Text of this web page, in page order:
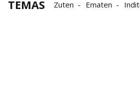
TEMAS Zuten Ematen